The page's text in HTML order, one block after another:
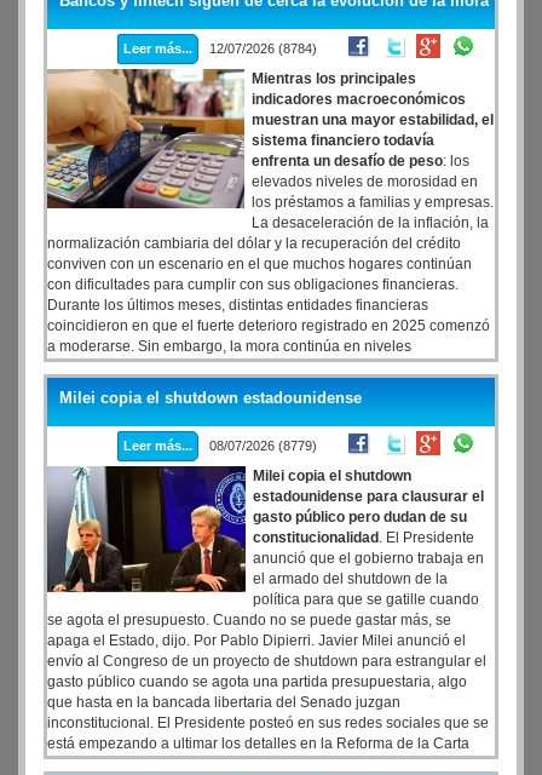
Leer más... 12/07/2026 (8784)
Mientras los principales
indicadores macroeconómicos
muestran una mayor estabilidad, el
sistema financiero todavía
enfrenta un desafío de peso: los
elevados niveles de morosidad en
los préstamos a familias y empresas.
La desaceleración de la inflación, la
normalización cambiaria del dólar y la recuperación del crédito
conviven con un escenario en el que muchos hogares continúan
con dificultades para cumplir con sus obligaciones financieras.
Durante los últimos meses, distintas entidades financieras
coincidieron en que el fuerte deterioro registrado en 2025 comenzó
a moderarse. Sin embargo, la mora continúa en niveles
históricamente altos, especialmente en préstamos personales y
tarjetas de crédito, segmentos donde el impacto de la pérdida del
poder adquisitivo todavía se hace sentir.
Milei copia el shutdown estadounidense
Leer más... 08/07/2026 (8779)
Milei copia el shutdown
estadounidense para clausurar el
gasto público pero dudan de su
constitucionalidad . El Presidente
anunció que el gobierno trabaja en
el armado del shutdown de la
política para que se gatille cuando
se agota el presupuesto. Cuando no se puede gastar más, se
apaga el Estado, dijo. Por Pablo Dipierri. Javier Milei anunció el
envío al Congreso de un proyecto de shutdown para estrangular el
gasto público cuando se agota una partida presupuestaria, algo
que hasta en la bancada libertaria del Senado juzgan
inconstitucional. El Presidente posteó en sus redes sociales que se
está empezando a ultimar los detalles en la Reforma de la Carta
Orgánica del BCRA, las bases del SHUTDOWN del Estado, la